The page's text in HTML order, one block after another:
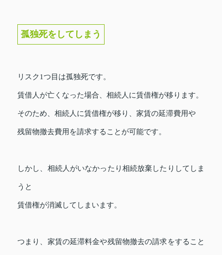
孤独死をしてしまう
リスク1つ目は孤独死です。
賃借人が亡くなった場合、相続人に賃借権が移ります。
そのため、相続人に賃借権が移り、家賃の延滞費用や
残留物撤去費用を請求することが可能です。
しかし、相続人がいなかったり相続放棄したりしてしま
うと
賃借権が消滅してしまいます。
つまり、家賃の延滞料金や残留物撤去の請求をすること